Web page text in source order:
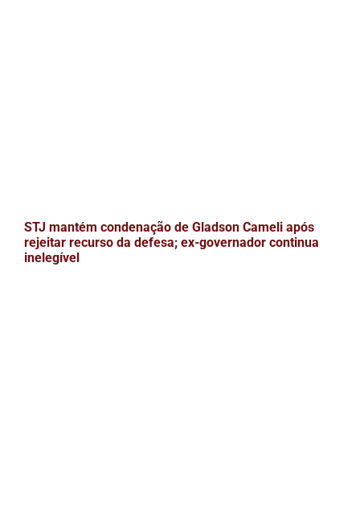
STJ mantém condenação de Gladson Cameli após
rejeitar recurso da defesa; ex-governador continua
inelegível